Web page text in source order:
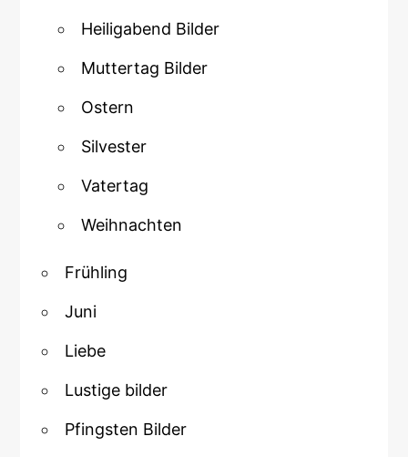
Heiligabend Bilder
Muttertag Bilder
Ostern
Silvester
Vatertag
Weihnachten
Frühling
Juni
Liebe
Lustige bilder
Pfingsten Bilder